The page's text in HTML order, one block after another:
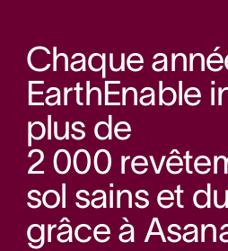
Chaque
EarthEnable
plus de
2 000
sol sains et
grâce à